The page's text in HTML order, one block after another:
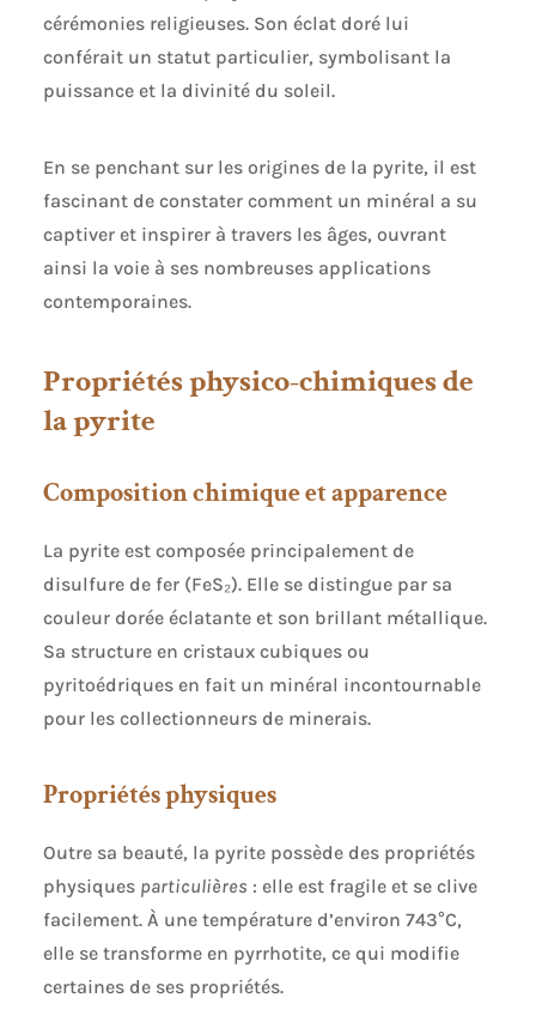
cérémonies religieuses. Son éclat doré lui
conférait un statut particulier, symbolisant la
puissance et la divinité du soleil.
En se penchant sur les origines de la pyrite, il est
fascinant de constater comment un minéral a su
captiver et inspirer à travers les âges, ouvrant
ainsi la voie à ses nombreuses applications
contemporaines.
Propriétés physico-chimiques de
la pyrite
Composition chimique et apparence
La pyrite est composée principalement de
disulfure de fer (FeS₂). Elle se distingue par sa
couleur dorée éclatante et son brillant métallique.
Sa structure en cristaux cubiques ou
pyritoédriques en fait un minéral incontournable
pour les collectionneurs de minerais.
Propriétés physiques
Outre sa beauté, la pyrite possède des propriétés
physiques particulières : elle est fragile et se clive
facilement. À une température d’environ 743°C,
elle se transforme en pyrrhotite, ce qui modifie
certaines de ses propriétés.